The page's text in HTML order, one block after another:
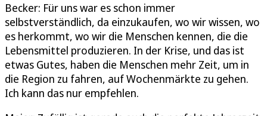
Becker: Für uns war es schon immer
selbstverständlich, da einzukaufen, wo wir wissen, wo
es herkommt, wo wir die Menschen kennen, die die
Lebensmittel produzieren. In der Krise, und das ist
etwas Gutes, haben die Menschen mehr Zeit, um in
die Region zu fahren, auf Wochenmärkte zu gehen.
Ich kann das nur empfehlen.